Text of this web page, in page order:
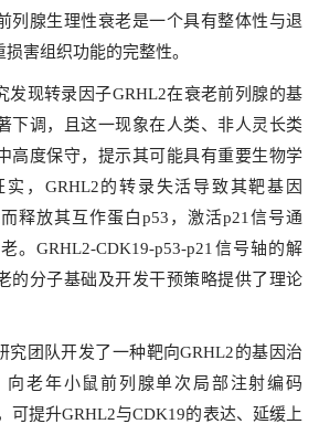
列腺生理性衰老是一个具有整体性与退
害组织功能的完整性。
发现转录因子GRHL2在衰老前列腺的基
下调，且这一现象在人类、非人灵长类
高度保守，提示其可能具有重要生物学
，GRHL2的转录失活导致其靶基因
释放其互作蛋白p53，激活p21信号通
。GRHL2-CDK19-p53-p21信号轴的解
的分子基础及开发干预策略提供了理论
究团队开发了一种靶向GRHL2的基因治
向老年小鼠前列腺单次局部注射编码
可提升GRHL2与CDK19的表达、延缓上